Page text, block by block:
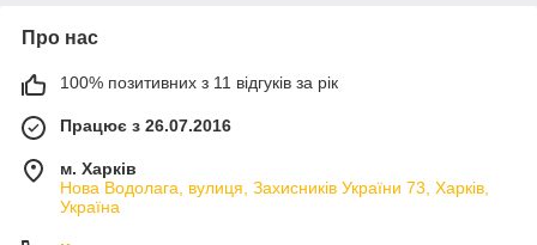
Про нас
100% позитивних з 11 відгуків за рік
Працює з 26.07.2016
м. Харків
Нова Водолага, вулиця, Захисників України 73, Харків,
Україна